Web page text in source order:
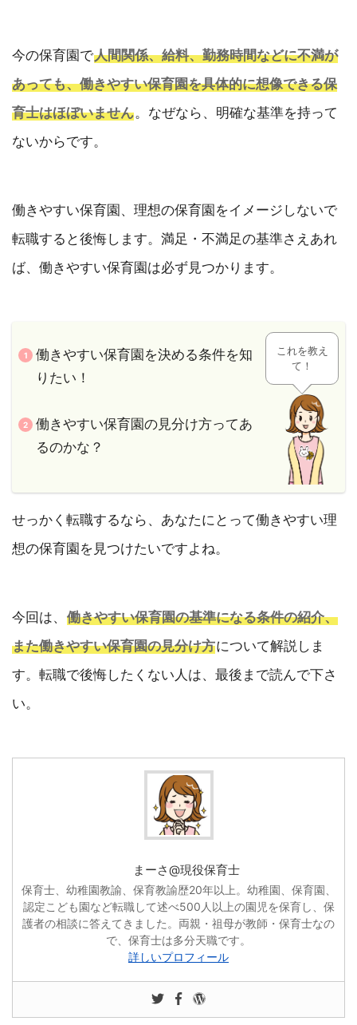
今の保育園で人間関係、給料、勤務時間などに不満が
あっても、働きやすい保育園を具体的に想像できる保
育士はほぼいません。なぜなら、明確な基準を持って
ないからです。
働きやすい保育園、理想の保育園をイメージしないで
転職すると後悔します。満足・不満足の基準さえあれ
ば、働きやすい保育園は必ず見つかります。
働きやすい保育園を決める条件を知
りたい！
働きやすい保育園の見分け方ってあ
るのかな？
これを教え
て！
せっかく転職するなら、あなたにとって働きやすい理
想の保育園を見つけたいですよね。
今回は、 働きやすい保育園の基準になる条件の紹介、
また働きやすい保育園の見分け方について解説しま
す。転職で後悔したくない人は、最後まで読んで下さ
い。
まーさ@現役保育士
保育士、幼稚園教諭、保育教諭歴20年以上。幼稚園、保育園、
認定こども園など転職して述べ500人以上の園児を保育し、保
護者の相談に答えてきました。両親・祖母が教師・保育士なの
で、保育士は多分天職です。
詳しいプロフィール